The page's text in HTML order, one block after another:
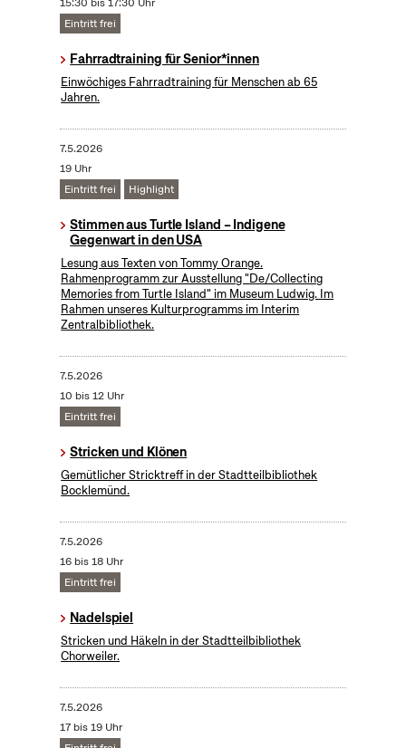
15:30 bis 17:30 Uhr
Eintritt frei
Fahrradtraining für Senior*innen
Einwöchiges Fahrradtraining für Menschen ab 65
Jahren.
7.5.2026
19 Uhr
Eintritt frei
Highlight
Stimmen aus Turtle Island – Indigene
Gegenwart in den USA
Lesung aus Texten von Tommy Orange.
Rahmenprogramm zur Ausstellung "De/Collecting
Memories from Turtle Island" im Museum Ludwig. Im
Rahmen unseres Kulturprogramms im Interim
Zentralbibliothek.
7.5.2026
10 bis 12 Uhr
Eintritt frei
Stricken und Klönen
Gemütlicher Stricktreff in der Stadtteilbibliothek
Bocklemünd.
7.5.2026
16 bis 18 Uhr
Eintritt frei
Nadelspiel
Stricken und Häkeln in der Stadtteilbibliothek
Chorweiler.
7.5.2026
17 bis 19 Uhr